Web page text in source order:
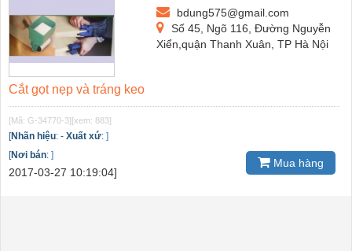
bdung575@gmail.com
Số 45, Ngõ 116, Đường Nguyễn
Xiển,quận Thanh Xuân, TP Hà Nội
Cắt gọt nẹp và tráng keo
[Mã: G-34770-3][xem: 883]
[Nhãn hiệu: - Xuất xứ: ]
[Nơi bán: ]
2017-03-27 10:19:04]
Mua hàng